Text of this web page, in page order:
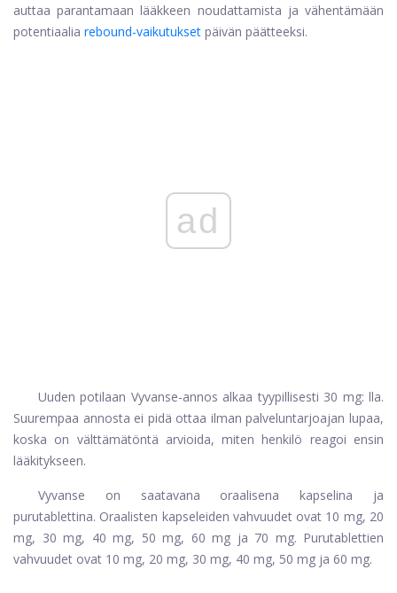
auttaa parantamaan lääkkeen noudattamista ja vähentämään
potentiaalia rebound-vaikutukset päivän päätteeksi.
ad
Uuden potilaan Vyvanse-annos alkaa tyypillisesti 30 mg: lla.
Suurempaa annosta ei pidä ottaa ilman palveluntarjoajan lupaa,
koska on välttämätöntä arvioida, miten henkilö reagoi ensin
lääkitykseen.
Vyvanse on saatavana oraalisena kapselina ja
purutablettina. Oraalisten kapseleiden vahvuudet ovat 10 mg, 20
mg, 30 mg, 40 mg, 50 mg, 60 mg ja 70 mg. Purutablettien
vahvuudet ovat 10 mg, 20 mg, 30 mg, 40 mg, 50 mg ja 60 mg.